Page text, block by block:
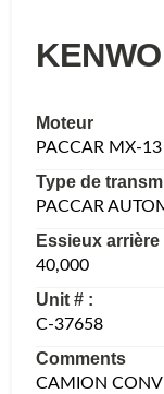
Moteur
PACCAR MX-
Type de
PACCAR
Essieux arrière
40,000
Unit # :
C-37658
Comments
CAMION